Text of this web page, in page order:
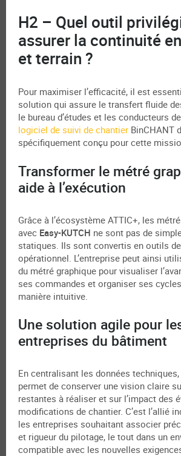
H2 – Quel outil
assurer la continuité
et terrain ?
Pour maximiser l’efficacité, il est
solution qui assure le transfert fluide
le bureau d’études et les conducteurs
logiciel de suivi de chantier BinCHANT
spécifiquement conçu pour cette
Transformer le métré
aide à l’exécution
Grâce à l’écosystème ATTIC+, les
avec Easy-KUTCH ne sont pas de
statiques. Ils sont convertis en outils
opérationnel. L’entreprise peut ainsi
du métré graphique pour visualiser
ses commandes et organiser ses
manière intuitive.
Une solution agile pour
entreprises du bâtiment
En centralisant les données
permet de conserver une vision claire
restantes à réaliser et sur l’impact des
modifications de chantier. C’est l’allié
les entreprises souhaitant associer
et rigueur du pilotage, le tout dans un
compatible avec les nouvelles